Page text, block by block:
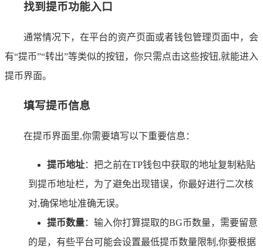
找到提币功能入口
通常情况下，在平台的资产页面或者钱包管理页面中，会
有“提币”“转出”等类似的按钮，你只需点击这些按钮,就能进入
提币界面。
填写提币信息
在提币界面里,你需要填写以下重要信息：
提币地址：把之前在TP钱包中获取的地址复制粘贴
到提币地址栏，为了避免出现错误，你最好进行二次核
对,确保地址准确无误。
提币数量：输入你打算提取的BG币数量，需要留意
的是，有些平台可能会设置最低提币数量限制,你要根据